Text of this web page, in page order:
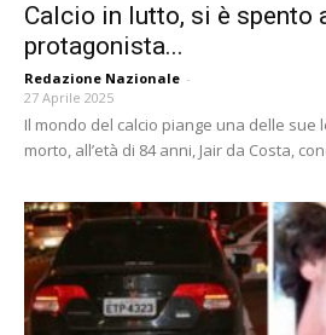
Calcio in lutto, si è spento
protagonista...
Redazione Nazionale -
27 Aprile 2025
Il mondo del calcio piange una delle sue
morto, all’età di 84 anni, Jair da Costa,